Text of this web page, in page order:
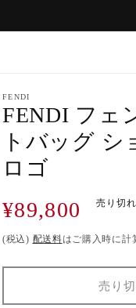
FENDI
FENDI フェ
トバッグ
ロゴ
通
価
格
¥89,800 売り切れ
(税込) 配送料はご購入時に計
売り